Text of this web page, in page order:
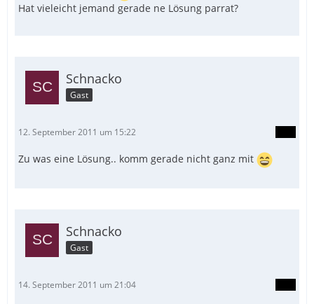
Hat vieleicht jemand gerade ne Lösung parrat?
Schnacko
Gast
12. September 2011 um 15:22
Zu was eine Lösung.. komm gerade nicht ganz mit
Schnacko
Gast
14. September 2011 um 21:04